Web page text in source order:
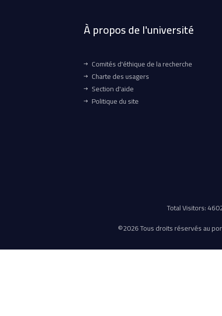
À propos de l'université
Comités d'éthique de la recherche
Charte des usagers
Section d'aide
Politique du site
Total Visitors:
©2026 Tous droits réservés au